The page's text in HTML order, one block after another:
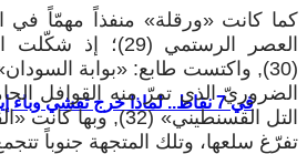
في 7 نقاط.. لماذا خرج تفشي وباء إيبولا عن السيطرة؟
كما كانت «ورقلة» منفذاً مهمّاً في
العصر الرستمي (29)؛
الضروريّ الذي تمرّ منه القوافل
التل القسنطيني» (32),
تفرّغ سلعها، وتلك المتجهة جنوباً